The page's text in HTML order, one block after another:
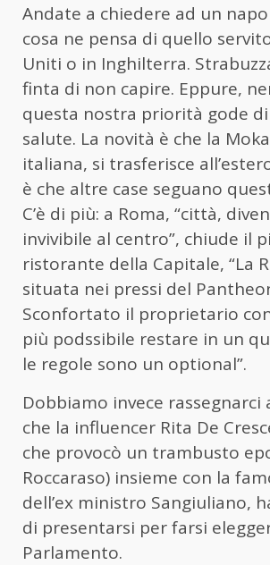
Andate a chiedere ad un
cosa ne pensa di quello
Uniti o in Inghilterra.
finta di non capire. Eppure,
questa nostra priorità gode
salute. La novità è che la
italiana, si trasferisce
è che altre case seguano
C’è di più: a Roma, “città,
invivibile al centro”, chiude il
ristorante della Capitale, “La
situata nei pressi del
Sconfortato il proprietario
più podssibile restare in un
le regole sono un optional”.
Dobbiamo invece rassegnarci
che la influencer Rita De
che provocò un trambusto
Roccaraso) insieme con la
dell’ex ministro Sangiuliano,
di presentarsi per farsi
Parlamento.